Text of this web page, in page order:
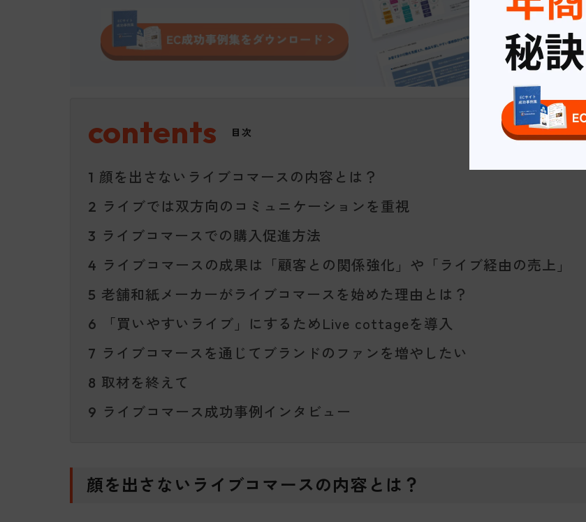
目次
1 顔を出さないライブコマースの内容とは？
2 ライブでは双方向のコミュニケーションを重視
3 ライブコマースでの購入促進方法
4 ライブコマースの成果は「顧客との関係強化」や「ライブ経由の売上」
5 老舗和紙メーカーがライブコマースを始めた理由とは？
6 「買いやすいライブ」にするためLive cottageを導入
7 ライブコマースを通じてブランドのファンを増やしたい
8 取材を終えて
9 ライブコマース成功事例インタビュー
顔を出さないライブコマースの内容とは？